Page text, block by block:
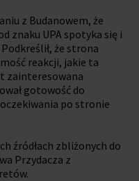
z Budanowem, że
znaku UPA spotyka się i
że strona
reakcji, jakie ta
zainteresowana
gotowość do
po stronie
źródłach zbliżonych do
Przydacza z